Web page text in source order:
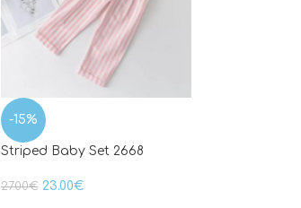
-15%
Striped Baby Set 2668
27.00€ 23.00€